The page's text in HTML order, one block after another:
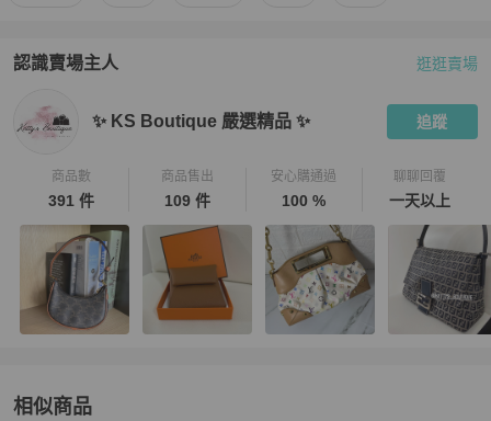
認識賣場主人
PopChill 拍拍圈嚴選賣家 ✨ KS Boutique 嚴選精品 ✨介紹
逛逛賣場
✨ KS Boutique 嚴選精品 ✨ 追蹤
商品數
391 件
商品售出
109 件
安心購通過
100 %
聊聊回覆
一天以上
相似商品